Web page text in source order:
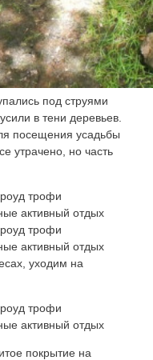
под струями
в тени деревьев.
посещения усадьбы
утрачено, но часть
уходим на
покрытие на